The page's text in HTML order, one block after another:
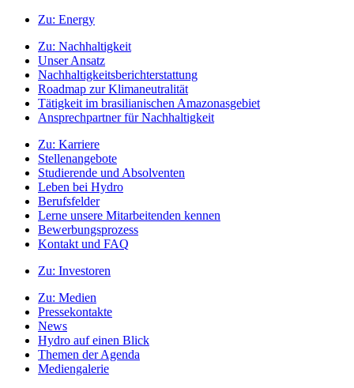
Zu: Energy
Zu: Nachhaltigkeit
Unser Ansatz
Nachhaltigkeitsberichterstattung
Roadmap zur Klimaneutralität
Tätigkeit im brasilianischen Amazonasgebiet
Ansprechpartner für Nachhaltigkeit
Zu: Karriere
Stellenangebote
Studierende und Absolventen
Leben bei Hydro
Berufsfelder
Lerne unsere Mitarbeitenden kennen
Bewerbungsprozess
Kontakt und FAQ
Zu: Investoren
Zu: Medien
Pressekontakte
News
Hydro auf einen Blick
Themen der Agenda
Mediengalerie